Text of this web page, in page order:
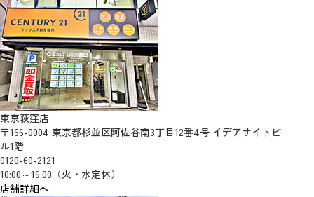
東京荻窪店
〒166-0004 東京都杉並区阿佐谷南3丁目12番4号 イデアサイトビ
ル1階
0120-60-2121
10:00～19:00（火・水定休）
店舗詳細へ